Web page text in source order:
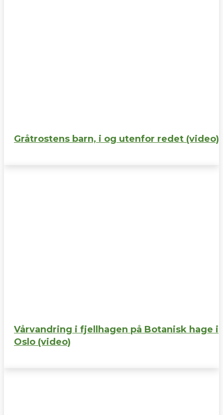
Gråtrostens barn, i og utenfor redet (video)
Vårvandring i fjellhagen på Botanisk hage i
Oslo (video)